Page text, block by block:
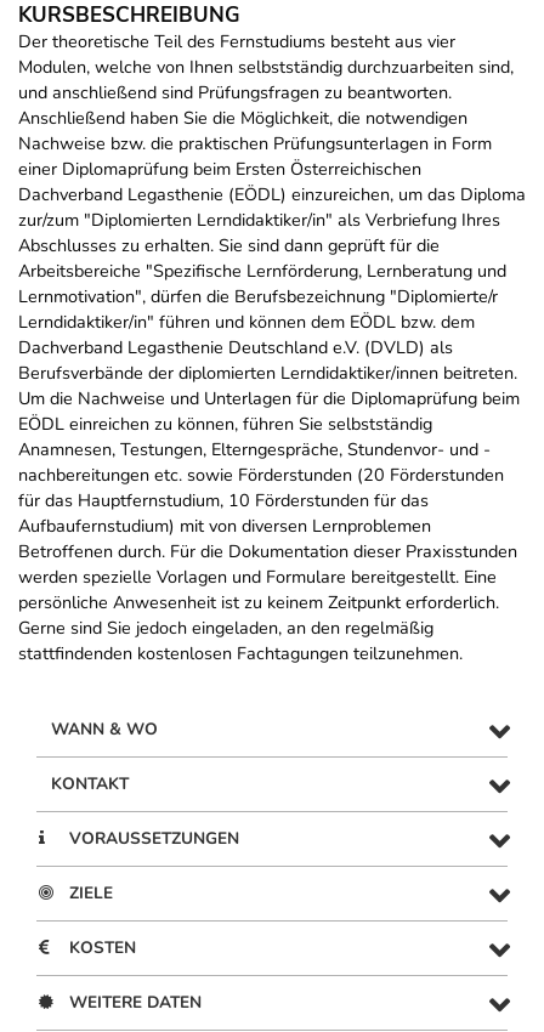
KURSBESCHREIBUNG
Der theoretische Teil des Fernstudiums besteht aus vier
Modulen, welche von Ihnen selbstständig durchzuarbeiten sind,
und anschließend sind Prüfungsfragen zu beantworten.
Anschließend haben Sie die Möglichkeit, die notwendigen
Nachweise bzw. die praktischen Prüfungsunterlagen in Form
einer Diplomaprüfung beim Ersten Österreichischen
Dachverband Legasthenie (EÖDL) einzureichen, um das Diploma
zur/zum "Diplomierten Lerndidaktiker/in" als Verbriefung Ihres
Abschlusses zu erhalten. Sie sind dann geprüft für die
Arbeitsbereiche "Spezifische Lernförderung, Lernberatung und
Lernmotivation", dürfen die Berufsbezeichnung "Diplomierte/r
Lerndidaktiker/in" führen und können dem EÖDL bzw. dem
Dachverband Legasthenie Deutschland e.V. (DVLD) als
Berufsverbände der diplomierten Lerndidaktiker/innen beitreten.
Um die Nachweise und Unterlagen für die Diplomaprüfung beim
EÖDL einreichen zu können, führen Sie selbstständig
Anamnesen, Testungen, Elterngespräche, Stundenvor- und -
nachbereitungen etc. sowie Förderstunden (20 Förderstunden
für das Hauptfernstudium, 10 Förderstunden für das
Aufbaufernstudium) mit von diversen Lernproblemen
Betroffenen durch. Für die Dokumentation dieser Praxisstunden
werden spezielle Vorlagen und Formulare bereitgestellt. Eine
persönliche Anwesenheit ist zu keinem Zeitpunkt erforderlich.
Gerne sind Sie jedoch eingeladen, an den regelmäßig
stattfindenden kostenlosen Fachtagungen teilzunehmen.
WANN & WO
KONTAKT
VORAUSSETZUNGEN
ZIELE
KOSTEN
WEITERE DATEN